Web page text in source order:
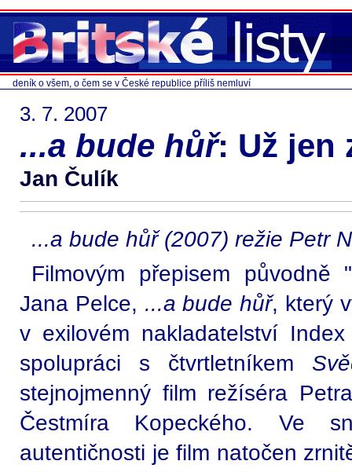
deník o všem, o čem se v České republice příliš nemluví
3. 7. 2007
...a bude hůř: Už jen
Jan Čulík
...a bude hůř (2007) režie Petr
Filmovým přepisem původně
Jana Pelce, ...a bude hůř, který
v exilovém nakladatelství
spolupráci s čtvrtletníkem
stejnojmenný film režíséra
Čestmíra Kopeckého. Ve
autentičnosti je film natočen